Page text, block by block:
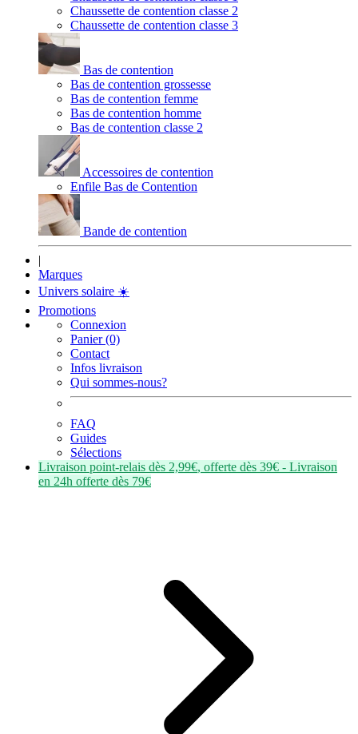
Chaussette de contention classe 2
Chaussette de contention classe 3
Bas de contention
Bas de contention grossesse
Bas de contention femme
Bas de contention homme
Bas de contention classe 2
Accessoires de contention
Enfile Bas de Contention
Bande de contention
|
Marques
Univers solaire ☀️
Promotions
Connexion
Panier (0)
Contact
Infos livraison
Qui sommes-nous?
FAQ
Guides
Sélections
Livraison point-relais dès 2,99€, offerte dès 39€ - Livraison
en 24h offerte dès 79€